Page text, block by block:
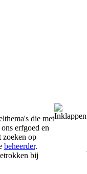
die met
erfgoed en
zoeken op
beheerder.
bij